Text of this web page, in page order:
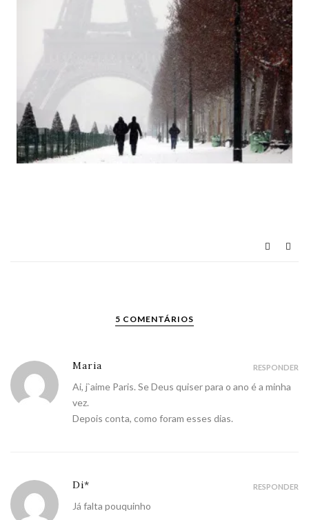
5 COMENTÁRIOS
Maria
Ai, j`aime Paris. Se Deus quiser para o ano é a minha
vez.
Depois conta, como foram esses dias.
RESPONDER
Di*
Já falta pouquinho
RESPONDER